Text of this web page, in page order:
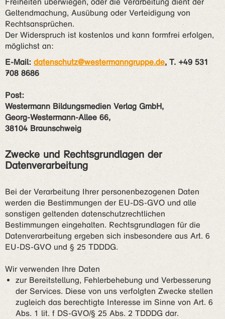
Geltendmachung, Ausübung oder Verteidigung von
Rechtsansprüchen.
Der Widerspruch ist kostenlos und kann formfrei erfolgen,
möglichst an:
E-Mail: datenschutz@westermanngruppe.de, T. +49 531
708 8686
Post:
Westermann Bildungsmedien Verlag GmbH,
Georg-Westermann-Allee 66,
38104 Braunschweig
Zwecke und Rechtsgrundlagen der
Datenverarbeitung
Bei der Verarbeitung Ihrer personenbezogenen Daten
werden die Bestimmungen der EU-DS-GVO und alle
sonstigen geltenden datenschutzrechtlichen
Bestimmungen eingehalten. Rechtsgrundlagen für die
Datenverarbeitung ergeben sich insbesondere aus Art. 6
EU-DS-GVO und § 25 TDDDG.
Wir verwenden Ihre Daten
zur Bereitstellung, Fehlerbehebung und Verbesserung
der Services. Diese von uns verfolgten Zwecke stellen
zugleich das berechtigte Interesse im Sinne von Art. 6
Abs. 1 lit. f DS-GVO/§ 25 Abs. 2 TDDDG dar.